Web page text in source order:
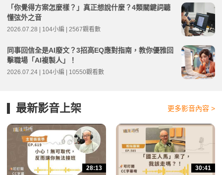
「你覺得方案怎麼樣？」真正想說什麼？4類關鍵詞聽
懂弦外之音
2026.07.28 | 104小編 | 2567觀看數
同事回信全是AI廢文？3招高EQ應對指南，教你優雅回
擊職場「AI複製人」！
2026.07.24 | 104小編 | 10550觀看數
最新影音上架 更多影音內容 >
28:13 30:41